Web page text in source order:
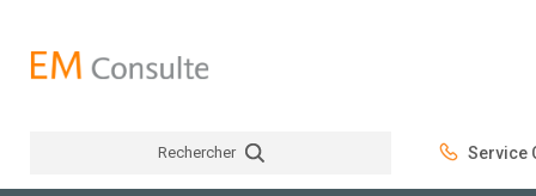
Rechercher Service